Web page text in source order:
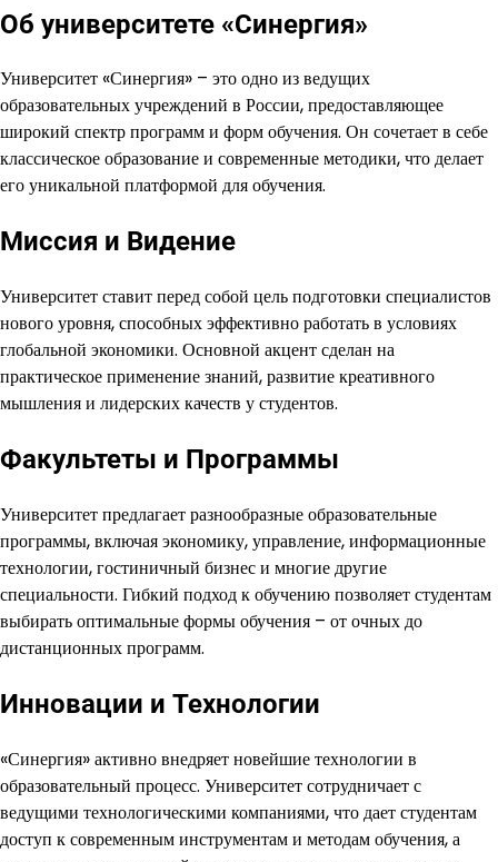
Об университете «Синергия»
Университет «Синергия» – это одно из ведущих
образовательных учреждений в России, предоставляющее
широкий спектр программ и форм обучения. Он сочетает в себе
классическое образование и современные методики, что делает
его уникальной платформой для обучения.
Миссия и Видение
Университет ставит перед собой цель подготовки специалистов
нового уровня, способных эффективно работать в условиях
глобальной экономики. Основной акцент сделан на
практическое применение знаний, развитие креативного
мышления и лидерских качеств у студентов.
Факультеты и Программы
Университет предлагает разнообразные образовательные
программы, включая экономику, управление, информационные
технологии, гостиничный бизнес и многие другие
специальности. Гибкий подход к обучению позволяет студентам
выбирать оптимальные формы обучения – от очных до
дистанционных программ.
Инновации и Технологии
«Синергия» активно внедряет новейшие технологии в
образовательный процесс. Университет сотрудничает с
ведущими технологическими компаниями, что дает студентам
доступ к современным инструментам и методам обучения, а